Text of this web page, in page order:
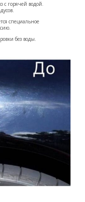
с горячей водой.
специальное
без воды.